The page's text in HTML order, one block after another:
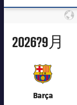
スケジュ
順位表
plusicon
label.aria.plus
チケット
PLUSICON
トップチー
グループとルーキーズ
9月
2026?9月
Barça